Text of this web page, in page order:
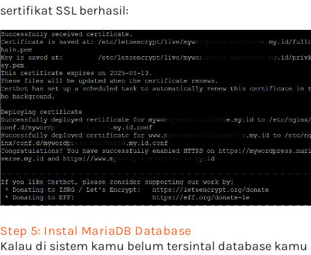
sertifikat SSL berhasil:
Step 5: Instal MariaDB Database
Kalau di sistem kamu belum tersintal database kamu